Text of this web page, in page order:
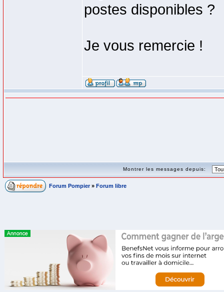
postes disponibles ?
Je vous remercie !
Montrer les messages depuis:
Forum Pompier » Forum libre